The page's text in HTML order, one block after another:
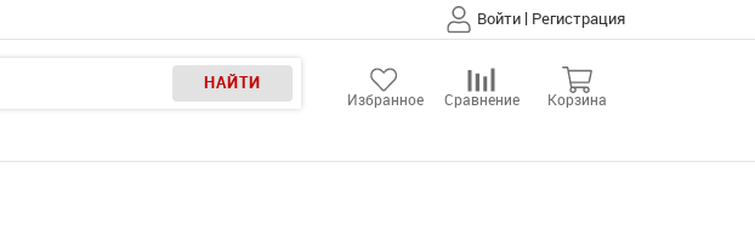
Войти | Регистрация
НАЙТИ
Избранное Сравнение Корзина